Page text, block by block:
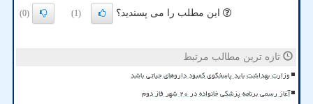
این مطلب را می پسندید؟ (1)
(0)
تازه ترین مطالب مرتبط
وزارت بهداشت باید پاسخگوی کمبود داروهای حیاتی باشد
آغاز رسمی برنامه پزشکی خانواده در ۲۰ شهر فاز دوم